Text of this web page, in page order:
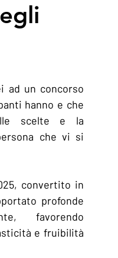
ad un concorso
hanno e che
scelte e la
che vi si
convertito in
profonde
favorendo
e fruibilità